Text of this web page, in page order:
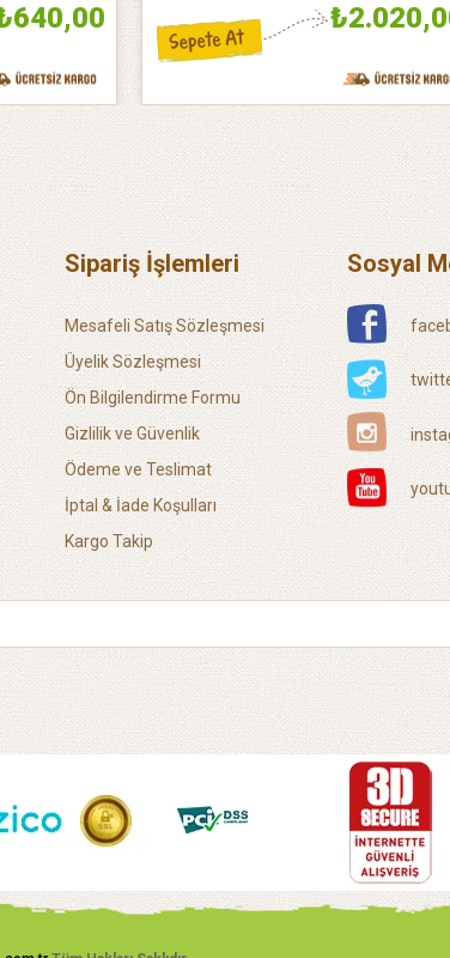
Sipariş İşlemleri
Mesafeli Satış Sözleşmesi
Üyelik Sözleşmesi
Ön Bilgilendirme Formu
Gizlilik ve Güvenlik
Ödeme ve Teslimat
İptal & İade Koşulları
Kargo Takip
Sosyal